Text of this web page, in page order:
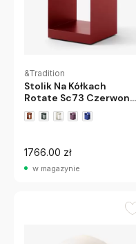
&Tradition
Stolik Na Kółkach
Rotate Sc73 Czerwony
Andtradition
1766.00 zł
w magazynie